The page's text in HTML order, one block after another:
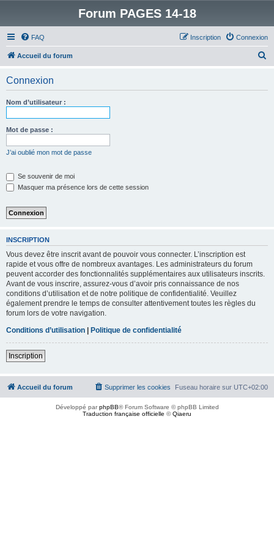
Forum PAGES 14-18
FAQ Connexion
Inscription
Accueil du forum
Connexion
Nom d’utilisateur :
Mot de passe :
J’ai oublié mon mot de passe
Se souvenir de moi
Masquer ma présence lors de cette session
INSCRIPTION
Vous devez être inscrit avant de pouvoir vous connecter. L’inscription est
rapide et vous offre de nombreux avantages. Les administrateurs du forum
peuvent accorder des fonctionnalités supplémentaires aux utilisateurs inscrits.
Avant de vous inscrire, assurez-vous d’avoir pris connaissance de nos
conditions d’utilisation et de notre politique de confidentialité. Veuillez
également prendre le temps de consulter attentivement toutes les règles du
forum lors de votre navigation.
Conditions d’utilisation | Politique de confidentialité
Inscription
Accueil du forum Fuseau horaire sur UTC+02:00
Supprimer les cookies
Développé parphpBB® Forum Software © phpBB Limited
Traduction française officielle ©Qiaeru